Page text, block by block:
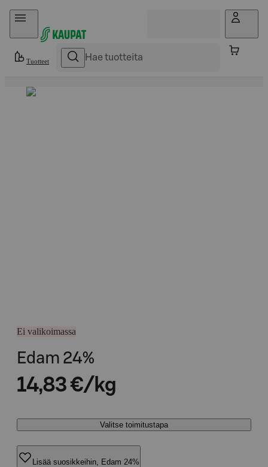
Hyppää sisältöön
Tuotteet
Ei valikoimassa
Edam 24%
14,83 €/kg
Valitse toimitustapa
Lisää suosikkeihin, Edam 24%